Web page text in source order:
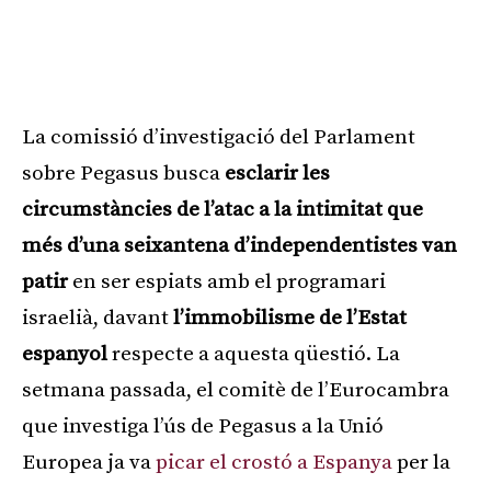
La comissió d’investigació del Parlament
sobre Pegasus busca esclarir les
circumstàncies de l’atac a la intimitat que
més d’una seixantena d’independentistes van
patiren ser espiats amb el programari
israelià, davantl’immobilisme de l’Estat
espanyolrespecte a aquesta qüestió. La
setmana passada, el comitè de l’Eurocambra
que investiga l’ús de Pegasus a la Unió
Europea ja vapicar el crostó a Espanyaper la